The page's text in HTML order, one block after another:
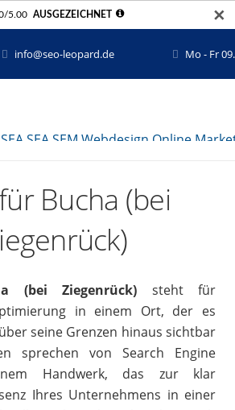
✕
info@seo-leopard.de Mo - Fr
Bucha (bei
(bei Ziegenrück) steht für
in einem Ort, der es
seine Grenzen hinaus sichtbar
sprechen von Search Engine
Handwerk, das zur klar
Ihres Unternehmens in einer